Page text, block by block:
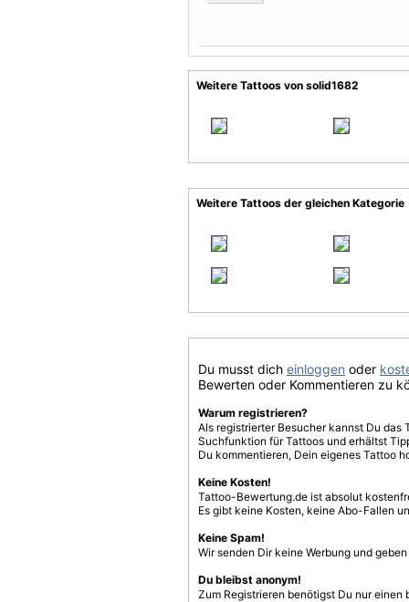
Weitere Tattoos von solid1682
Weitere Tattoos der gleichen Kategorie
Du musst dich einloggen oder
Bewerten oder Kommentieren zu
Warum registrieren?
Als registrierter Besucher kannst Du
Suchfunktion für Tattoos und erhältst
Du kommentieren, Dein eigenes Tattoo
Keine Kosten!
Tattoo-Bewertung.de ist absolut
Es gibt keine Kosten, keine Abo-Fallen
Keine Spam!
Wir senden Dir keine Werbung und
Du bleibst anonym!
Zum Registrieren benötigst Du nur einen